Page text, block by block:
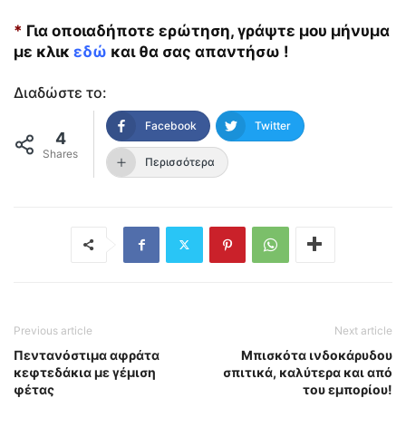
* Για οποιαδήποτε ερώτηση, γράψτε μου μήνυμα
με κλικ εδώ και θα σας απαντήσω !
Διαδώστε το:
4
Shares
Facebook Twitter
Περισσότερα
Previous article
Πεντανόστιμα αφράτα
κεφτεδάκια με γέμιση
φέτας
Next article
Μπισκότα ινδοκάρυδου
σπιτικά, καλύτερα και από
του εμπορίου!